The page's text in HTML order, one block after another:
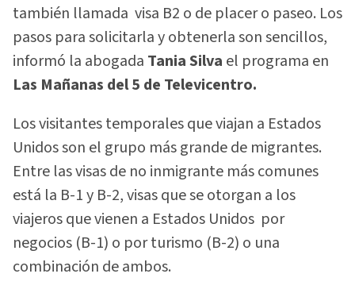
también llamada visa B2 o de placer o paseo. Los
pasos para solicitarla y obtenerla son sencillos,
informó la abogada Tania Silva el programa en
Las Mañanas del 5 de Televicentro.
Los visitantes temporales que viajan a Estados
Unidos son el grupo más grande de migrantes.
Entre las visas de no inmigrante más comunes
está la B-1 y B-2, visas que se otorgan a los
viajeros que vienen a Estados Unidos por
negocios (B-1) o por turismo (B-2) o una
combinación de ambos.